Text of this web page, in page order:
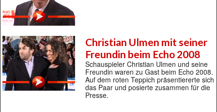
Christian Ulmen mit seiner
Freundin beim Echo 2008
Schauspieler Christian Ulmen und seine
Freundin waren zu Gast beim Echo 2008.
Auf dem roten Teppich präsentiererte sich
das Paar und posierte zusammen für die
Presse.